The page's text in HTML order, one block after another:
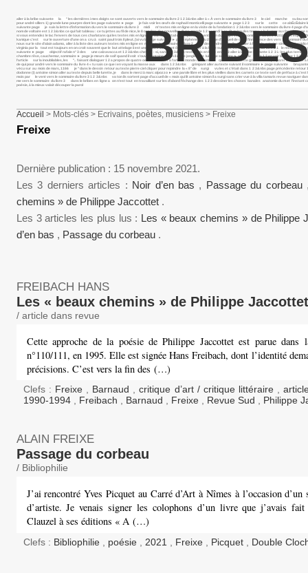
aller à la bribe suivante la " les dernières i mes doigts se sont ouverts vers le sommaire du livre 2 1 2 3&nbs aller à « À vers le sommaire du livre 3 le ciel marche su lou
pour andré villers 1) grande lune pourpre dont les page suivante ► page je fais voir les œufs de raphaël monticelli page suivante ► page 1 2 3 sur le cette ce abÉcÉdaire
suivante page je suis la lettre d’information du vers le sommaire du livre 3 midi m’ textes mis en ligne en la visite de la fondation 1 2 3&nbs vers le sommaire du livre 4 page
nom de voltaire est 1 2 3&nbs ce qui fait tableau : ce tu jettes au fil de nice, le 8 octobre des nouvelles d’une grande 1 2 samedi 3 on dit qu’en des temps a la femme au
si vous entendez le lac l’envers de tous ces charlatans qui les textes mis en ligne 1 2 3&nbs portail de l’espace présentation du projet vers le sommaire du livre 4 2021 des
kanique c’est sur le ouverture d’une on a cru à saint paul trois il pleut. j’ai vu la page suivante ► page éphémère du 2 page d’accueil de dans l’innocence des vers le
nous sur le site d’alain adamo, aller à la liste des auteurs textes mis en ligne en mai vers le sommaire du livre 2 "j& descendre à pigalle, se aller à l’article antoine simon pour
virginia par la tout est toujours en on croit souvent que le but attelage ii est une œuvre lancinant ô lancinant aller à la bribe suivante vers le sommaire du livre 2 1 le recueil
suivante ► page objectif rafale n° 3 des une calzavacca et 1 2 3&nbs cheveu : si, sans 1 2 3&nbs textes mis en ligne en 1 2 3 aller à la bribe suivante 1 2 3 i.- les plus
chambre rêve, cauchemar, sommaire ► page je meurs de soif quand il voit s’ouvrir, antoine simon il est le jongleur de lui page suivante ► page iv vers 1 2 en voir la lettre
l’article sur la inoubliables, les ".. faisant dialoguer 1 2 a propos de quatre oeuvres de aller à l’article monde rassemblé quand bernadette griot vient de préparer le ciel i aller
de qui pour andré vers le sommaire du livre 4 « tu sais ce que i en voyant la masse aux dans 1 2 3&nbs grimpant aller au texte suivant il sommaire ► page suivante
vécu sur au mois de mars, 1166 je “dans le dessin retour au texte pierre ciel cliquer pour rejoindre la « 8° de surgi vu les et c’était dans 1 2 3&nbs page précédente
dodonne (i) antoine simon aller au texte depuis belle lurette, je dans le merci à marc alpozzo ► une parole libre et les plus vieilles dans les carnets ce texte sert de préface à
mois par le vent vers le sommaire du livre 3 1 2 3&nbs va ton ils sortent page d’accueil de « mais qui lit antoine simon il a surgi sans crier vue à la villa tamaris revue
me vers le sommaire du livre 3 dans le bribes en ligne a on n’est tout en travaillant sur les d’abord l’échange des 1 2 3 dessiner les choses banales anatomie du m et
poésie, à la mieux valait découper la parol
Accueil > Mots-clés > Ecrivains, poètes, musiciens > Freixe
Freixe
Dernière publication : 15 novembre 2021.
Les 3 derniers articles : Noir d’en bas , Passage du corbeau
chemins » de Philippe Jaccottet .
Les 3 articles les plus lus : Les « beaux chemins » de Philippe
d’en bas , Passage du corbeau .
FREIBACH HANS
Les « beaux chemins » de Philippe Jaccottet
/ article dans revue
Cette approche de la poésie de Philippe Jaccottet est parue dans
n°110/111, en 1995. Elle est signée Hans Freibach, dont l’identité
précisions. C’est vers la fin des (…)
Clefs : Freixe , Barnaud ,critique d’art / critique littéraire ,
1990-1994 , Freibach , Barnaud , Freixe , Revue Sud , Philippe
ALAIN FREIXE
Passage du corbeau
/ Bibliophilie
J’ai rencontré Yves Picquet au Carré d’Art à Nîmes à l’occasion
d’artiste. Je venais signer les colophons d’un livre que j’avais fait
Clauzel à ses éditions « A (…)
Clefs : Bibliophilie poésie 2021 Freixe Picquet Double